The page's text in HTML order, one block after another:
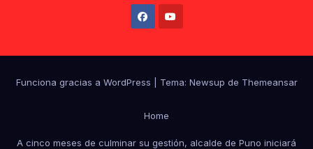
Funciona gracias a WordPress Tema: Newsup de Themeansar
Home
A cinco meses de culminar su gestión, alcalde de Puno iniciará